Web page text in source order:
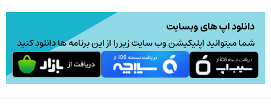
است
صفحه
محصول
انتخاب
دانلود اپ های وبسایت
شما میتوانید اپلیکیشن وب سایت زیر را از این برنامه ها دانلود کنید